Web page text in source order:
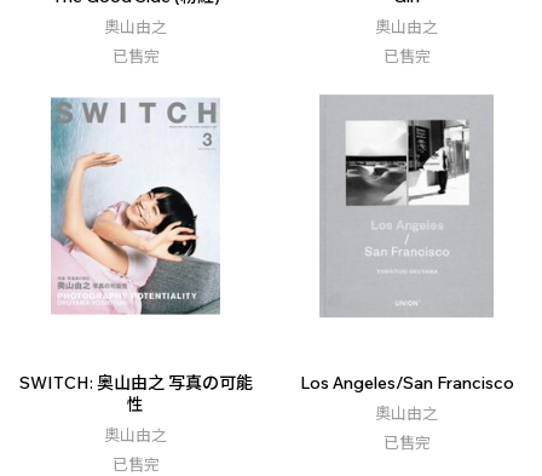
奧山由之
已售完
奧山由之
已售完
SWITCH: 奥山由之 写真の可能
性
奧山由之
已售完
Los Angeles/San Francisco
奧山由之
已售完